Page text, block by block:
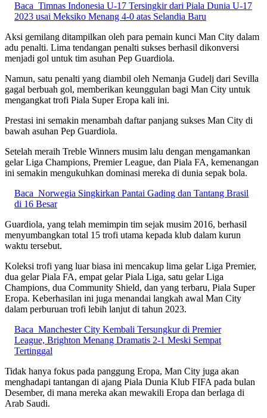
Baca Timnas Indonesia U-17 Tersingkir dari Piala Dunia U-17
2023 usai Meksiko Menang 4-0 atas Selandia Baru
Aksi gemilang ditampilkan oleh para pemain kunci Man City dalam
adu penalti. Lima tendangan penalti sukses berhasil dikonversi
menjadi gol untuk tim asuhan Pep Guardiola.
Namun, satu penalti yang diambil oleh Nemanja Gudelj dari Sevilla
gagal berbuah gol, memberikan keunggulan bagi Man City untuk
mengangkat trofi Piala Super Eropa kali ini.
Prestasi ini semakin menambah daftar panjang sukses Man City di
bawah asuhan Pep Guardiola.
Setelah meraih Treble Winners musim lalu dengan mengamankan
gelar Liga Champions, Premier League, dan Piala FA, kemenangan
ini semakin mengukuhkan dominasi mereka di dunia sepak bola.
Baca Norwegia Singkirkan Pantai Gading dan Tantang Brasil
di 16 Besar
Guardiola, yang telah memimpin tim sejak musim 2016, berhasil
menyumbangkan total 15 trofi utama kepada klub dalam kurun
waktu tersebut.
Koleksi trofi yang luar biasa ini mencakup lima gelar Liga Premier,
dua gelar Piala FA, empat gelar Piala Liga, satu gelar Liga
Champions, dua Community Shield, dan yang terbaru, Piala Super
Eropa. Keberhasilan ini juga menandai langkah awal Man City
dalam perburuan trofi lebih lanjut di tahun 2023.
Baca Manchester City Kembali Tersungkur di Premier
League, Brighton Menang Dramatis 2-1 Meski Sempat
Tertinggal
Tidak hanya fokus pada panggung Eropa, Man City juga akan
menghadapi tantangan di ajang Piala Dunia Klub FIFA pada bulan
Desember, di mana mereka akan mewakili Eropa dan berlaga di
Arab Saudi.